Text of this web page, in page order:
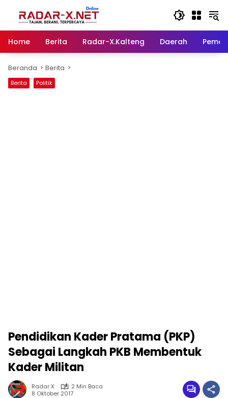
konten
Home
Berita Radar-X.Kalteng Daerah
Beranda Berita
Berita Politik
Pendidikan Kader Pratama (PKP)
Sebagai Langkah PKB Membentuk
Kader Militan
Radar X
2 Min Baca
8 Oktober 2017